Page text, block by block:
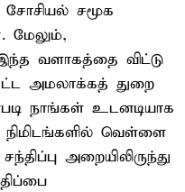
சோசியல் சமூக
மேலும்,
வளாகத்தை விட்டு
அமலாக்கத் துறை
நாங்கள் உடனடியாக
வெள்ளை
அறையிலிருந்து